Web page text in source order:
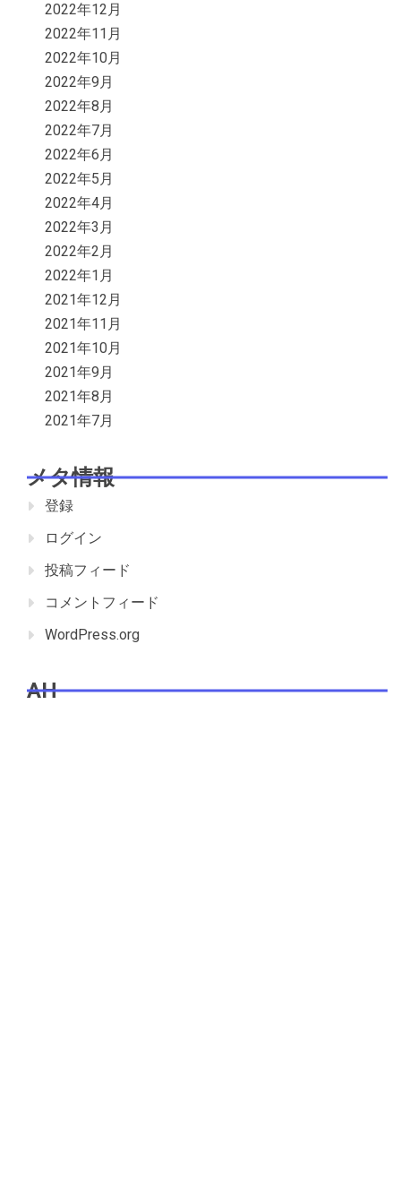
2022年12月
2022年11月
2022年10月
2022年9月
2022年8月
2022年7月
2022年6月
2022年5月
2022年4月
2022年3月
2022年2月
2022年1月
2021年12月
2021年11月
2021年10月
2021年9月
2021年8月
2021年7月
メタ情報
登録
ログイン
投稿フィード
コメントフィード
WordPress.org
AH